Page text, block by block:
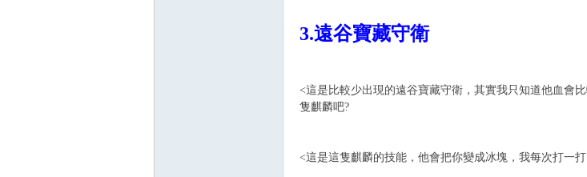
3.遠谷寶藏守衛
<這是比較少出現的遠谷寶藏守衛，其實我只知道他血會
隻麒麟吧?
<這是這隻麒麟的技能，他會把你變成冰塊，我每次打一